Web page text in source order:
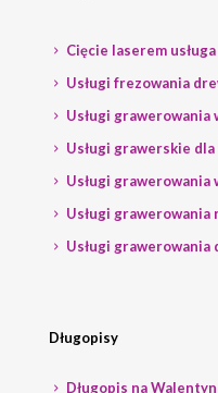
Cięcie laserem
Usługi frezowania
Usługi
Usługi grawerskie
Usługi grawerowania
Usługi grawerowania
Usługi grawerowania
Długopisy
Długopis na